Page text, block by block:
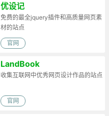
优设记
免费的最全jquery插件和高质量网页素
材的站点
官网
LandBook
收集互联网中优秀网页设计作品的站点
官网